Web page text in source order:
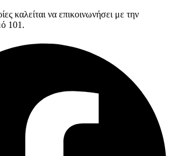
καλείται να επικοινωνήσει με την
101.